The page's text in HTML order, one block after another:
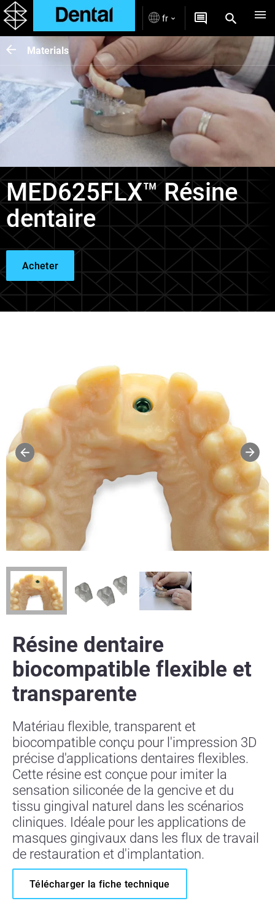
fr
Materials
MED625FLX™ Résine
dentaire
Acheter
Résine dentaire
biocompatible flexible et
transparente
Matériau flexible, transparent et
biocompatible conçu pour l'impression 3D
précise d'applications dentaires flexibles.
Cette résine est conçue pour imiter la
sensation siliconée de la gencive et du
tissu gingival naturel dans les scénarios
cliniques. Idéale pour les applications de
masques gingivaux dans les flux de travail
de restauration et d'implantation.
Télécharger la fiche technique